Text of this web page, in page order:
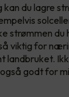
du lagre
strømmen
viktig for
landbruket.
godt for